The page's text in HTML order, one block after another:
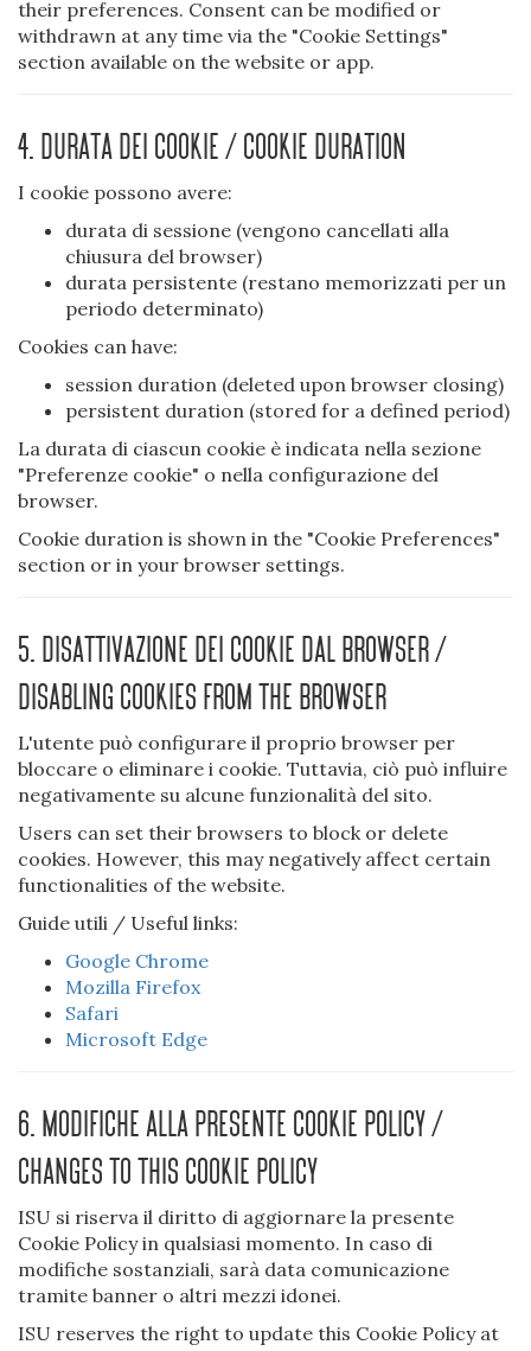
their preferences. Consent can be modified or
withdrawn at any time via the "Cookie Settings"
section available on the website or app.
4. Durata dei cookie / Cookie duration
I cookie possono avere:
durata di sessione (vengono cancellati alla
chiusura del browser)
durata persistente (restano memorizzati per un
periodo determinato)
Cookies can have:
session duration (deleted upon browser closing)
persistent duration (stored for a defined period)
La durata di ciascun cookie è indicata nella sezione
"Preferenze cookie" o nella configurazione del
browser.
Cookie duration is shown in the "Cookie Preferences"
section or in your browser settings.
5. Disattivazione dei cookie dal browser /
Disabling cookies from the browser
L'utente può configurare il proprio browser per
bloccare o eliminare i cookie. Tuttavia, ciò può influire
negativamente su alcune funzionalità del sito.
Users can set their browsers to block or delete
cookies. However, this may negatively affect certain
functionalities of the website.
Guide utili / Useful links:
Google Chrome
Mozilla Firefox
Safari
Microsoft Edge
6. Modifiche alla presente Cookie Policy /
Changes to this Cookie Policy
ISU si riserva il diritto di aggiornare la presente
Cookie Policy in qualsiasi momento. In caso di
modifiche sostanziali, sarà data comunicazione
tramite banner o altri mezzi idonei.
ISU reserves the right to update this Cookie Policy at